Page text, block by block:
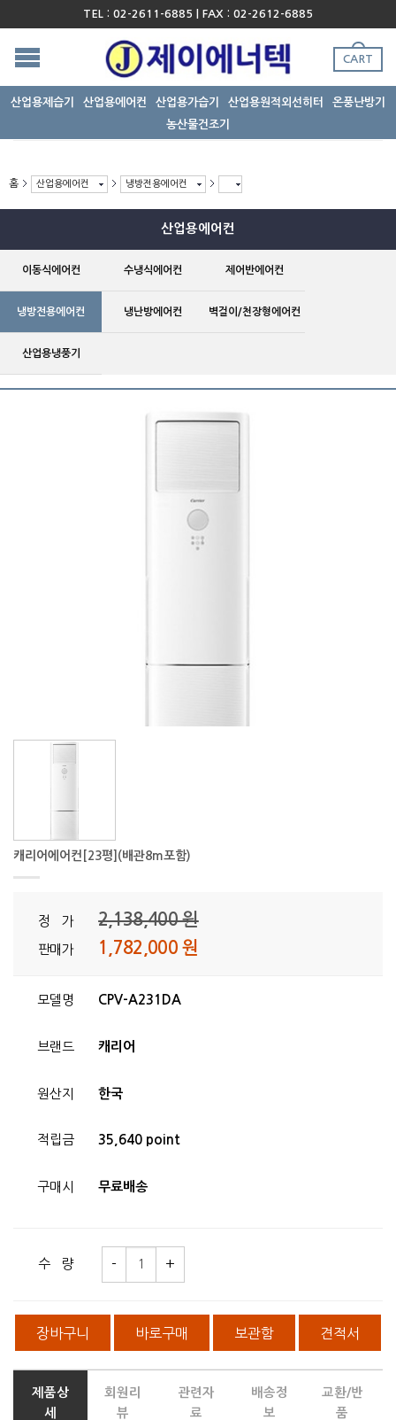
TEL : 02-2611-6885 | FAX : 02-2612-6885
CART
산업용제습기 산업용에어컨 산업용가습기 산업용원적외선히터
온풍난방기
농산물건조기
홈 산업용에어컨 냉방전용에어컨
산업용에어컨
이동식에어컨 수냉식에어컨 제어반에어컨
냉방전용에어컨 냉난방에어컨 벽걸이/천장형에어컨
산업용냉풍기
캐리어에어컨[23평](배관8m포함)
정 가 2,138,400 원
판매가 1,782,000 원
모델명 CPV-A231DA
브랜드 캐리어
원산지 한국
적립금 35,640 point
구매시 무료배송
수 량
장바구니 바로구매 보관함 견적서
제품상
세
회원리
뷰
관련자
료
배송정
보
교환/반
품